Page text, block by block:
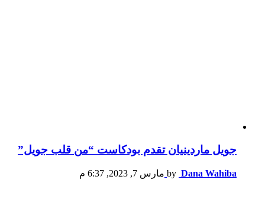
جويل ماردينيان تقدم بودكاست “من قلب جويل”
by Dana Wahiba مارس 7, 2023, 6:37 م